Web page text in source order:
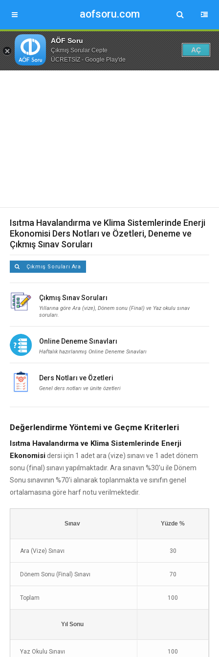
aofsoru.com
AÖF Soru
Çıkmış Sorular Cepte
ÜCRETSİZ - Google Play'de
AÇ
Isıtma Havalandırma ve Klima Sistemlerinde Enerji
Ekonomisi Ders Notları ve Özetleri, Deneme ve
Çıkmış Sınav Soruları
Çıkmış Soruları Ara
Çıkmış Sınav Soruları
Yıllarına göre Ara (vize), Dönem sonu (Final) ve Yaz okulu sınav
soruları.
Online Deneme Sınavları
Haftalık hazırlanmış Online Deneme Sınavları
Ders Notları ve Özetleri
Genel ders notları ve ünite özetleri
Değerlendirme Yöntemi ve Geçme Kriterleri
Isıtma Havalandırma ve Klima Sistemlerinde Enerji
Ekonomisidersi için 1 adet ara (vize) sınavı ve 1 adet dönem
sonu (final) sınavı yapılmaktadır. Ara sınavın %30’u ile Dönem
Sonu sınavının %70’i alınarak toplanmakta ve sınıfın genel
ortalamasına göre harf notu verilmektedir.
Sınav Yüzde %
Ara (Vize) Sınavı 30
Dönem Sonu (Final) Sınavı 70
Toplam 100
Yıl Sonu
Yaz Okulu Sınavı 100